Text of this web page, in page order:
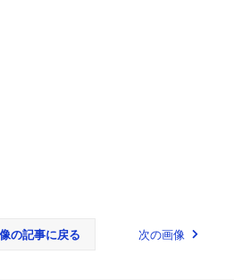
の記事に戻る 次の画像